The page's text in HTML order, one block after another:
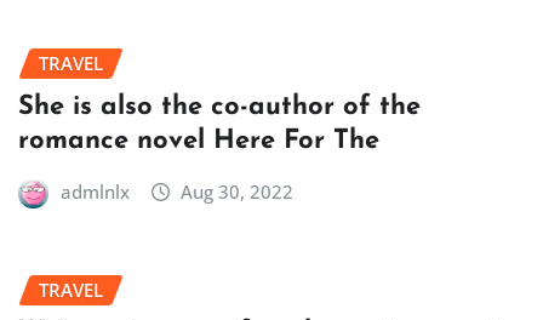
TRAVEL
She is also the co-author of the
romance novel Here For The
admlnlx Aug 30, 2022
TRAVEL